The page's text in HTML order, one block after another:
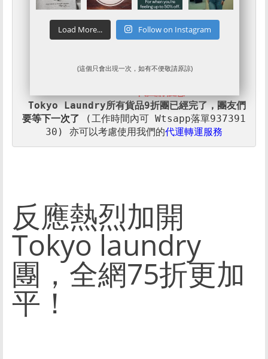
Tokyo Laundry所有貨品9折團已經完了，團友們
要等下一次了
(工作時間內可 Wtsapp落單937391
30) 亦可以考慮使用我們的代運轉運服務
反應熱烈加開
Tokyo laundry
團，全網75折更加
平！
Load More... Follow on Instagram
(這個只會出現一次，如有不便敬請原諒)